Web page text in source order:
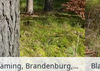
Wegmarkierung im Kiefernwald, Fläming, Brandenburg, Deutschland